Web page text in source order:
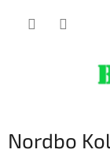
Nordbo